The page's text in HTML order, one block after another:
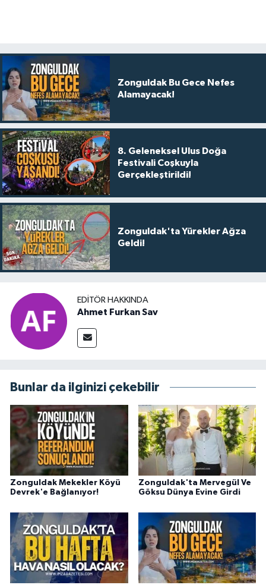
Zonguldak Bu Gece Nefes
Alamayacak!
8. Geleneksel Ulus Doğa
Festivali Coşkuyla
Gerçekleştirildi!
Zonguldak'ta Yürekler Ağza
Geldi!
EDITÖR HAKKINDA
Ahmet Furkan Sav
Bunlar da ilginizi çekebilir
Zonguldak Mekekler Köyü
Devrek'e Bağlanıyor!
Zonguldak'ta Mervegül Ve
Göksu Dünya Evine Girdi